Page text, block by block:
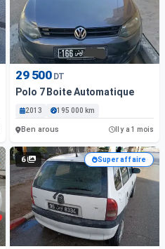
29 500 DT
Polo 7 Boite Automatique
2013 195 000 km
Ben arous Il y a 1 mois
6 Super affaire